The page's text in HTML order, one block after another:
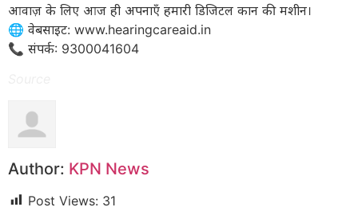
आवाज़ के लिए आज ही अपनाएँ हमारी डिजिटल कान की मशीन।
​🌐 वेबसाइट: www.hearingcareaid.in
📞 संपर्क: 9300041604
Author: KPN News
Post Views: 31